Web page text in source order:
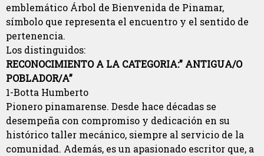
emblemático Árbol de Bienvenida de Pinamar,
símbolo que representa el encuentro y el sentido de
pertenencia.
Los distinguidos:
RECONOCIMIENTO A LA CATEGORIA:” ANTIGUA/O
POBLADOR/A”
1-Botta Humberto
Pionero pinamarense. Desde hace décadas se
desempeña con compromiso y dedicación en su
histórico taller mecánico, siempre al servicio de la
comunidad. Además, es un apasionado escritor que, a